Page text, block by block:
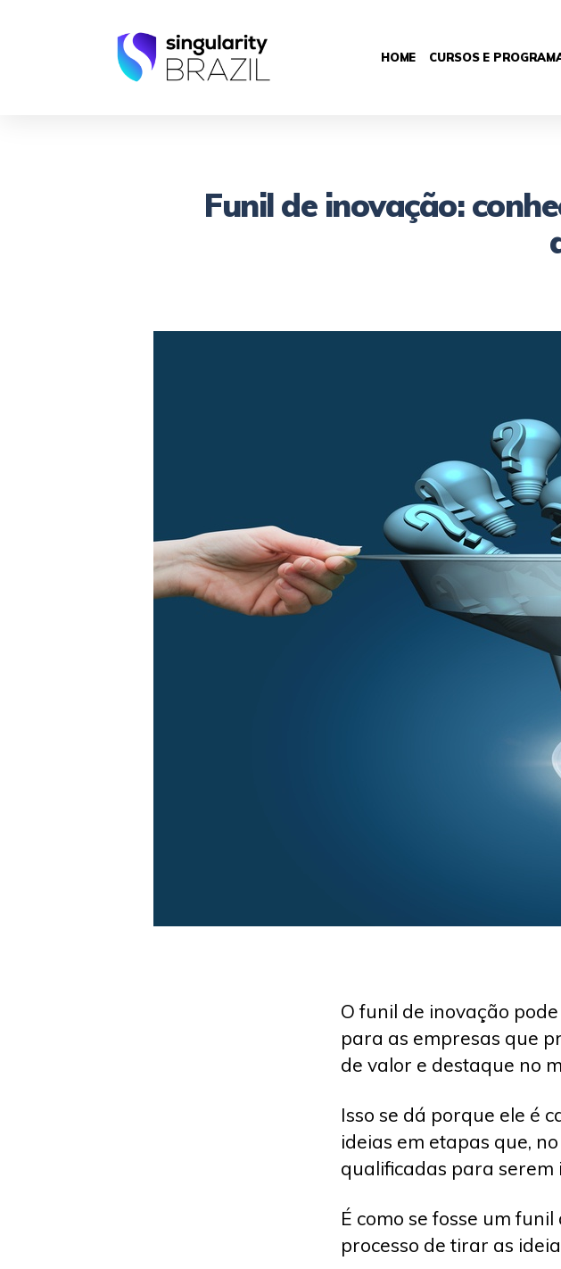
HOME CURSOS E
Funil de inovação:
O funil de inovação
para as empresas que
de valor e destaque no
Isso se dá porque ele é
ideias em etapas que,
qualificadas para
É como se fosse um
processo de tirar as